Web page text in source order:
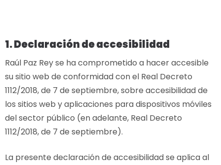
1. Declaración de accesibilidad
Raúl Paz Rey se ha comprometido a hacer accesible
su sitio web de conformidad con el Real Decreto
1112/2018, de 7 de septiembre, sobre accesibilidad de
los sitios web y aplicaciones para dispositivos móviles
del sector público (en adelante, Real Decreto
1112/2018, de 7 de septiembre).
La presente declaración de accesibilidad se aplica al